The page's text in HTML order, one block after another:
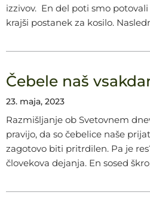
izzivov. En del poti smo
krajši postanek za kosilo.
Čebele naš
23. maja, 2023
Razmišljanje ob Svetovnem
pravijo, da so čebelice naše
zagotovo biti pritrdilen. Pa je
človekova dejanja. En sosed